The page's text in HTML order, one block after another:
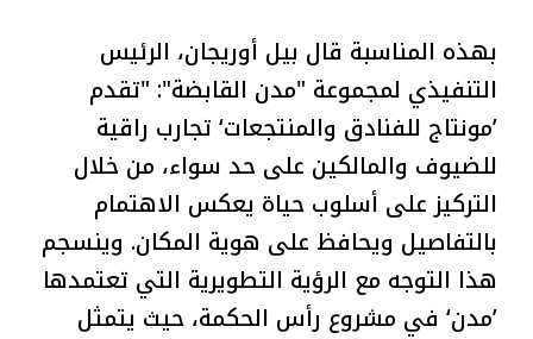
بهذه المناسبة قال بيل أوريجان، الرئيس
التنفيذي لمجموعة "مدن القابضة": "تقدم
’مونتاج للفنادق والمنتجعات‘ تجارب راقية
للضيوف والمالكين على حد سواء، من خلال
التركيز على أسلوب حياة يعكس الاهتمام
بالتفاصيل ويحافظ على هوية المكان. وينسجم
هذا التوجه مع الرؤية التطويرية التي تعتمدها
’مدن‘ في مشروع رأس الحكمة، حيث يتمثل